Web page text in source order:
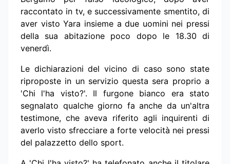
raccontato in tv, e successivamente smentito, di
aver visto Yara insieme a due uomini nei pressi
della sua abitazione poco dopo le 18.30 di
venerdì.
Le dichiarazioni del vicino di caso sono state
riproposte in un servizio questa sera proprio a
'Chi l'ha visto?'. Il furgone bianco era stato
segnalato qualche giorno fa anche da un'altra
testimone, che aveva riferito agli inquirenti di
averlo visto sfrecciare a forte velocità nei pressi
del palazzetto dello sport.